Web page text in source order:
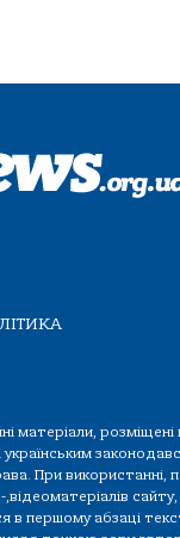
матеріали,
При використанні,
в першому абзаці